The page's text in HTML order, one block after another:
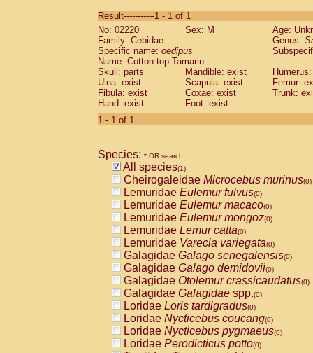
CebidaeSaguinus labiatus(0)
Cebidae Saguinus leucopus (0)
Cebidae
CebidaeSaguinus mystax
Cebidae Saguinus nigricollis (0)
Cebidae Saguinus oedipus
Cebidae Saguinus weddelli
Cebidae Saguinusspp.
Cebidae
CebidaeCebus capucinus
CebidaeCebus nigrivittatus
CebidaeCebus spp.(0)
CebidaeSaimiri boliviensis(0)
CebidaeSaimiri sciureus(0)
AtelidaeAlouatta caraya(0)
AtelidaeAlouatta fusca(0)
AtelidaeAlouatta seniculus(0)
AtelidaeAlouattaspp.(0)
AtelidaeAteles belzebuth(0)
AtelidaeAteles geoffroyi(0)
AtelidaeAteles paniscus(0)
AtelidaeAtelesspp.(0)
AtelidaeLagothrix lagothricha(0)
AtelidaeLagothrix lagothricha cana
PitheciidaeCacajao calvus
Result-----------1 - 1 of 1
No: 02220
Sex: M
Age:
Family: Cebidae
Genus:
Specific name: oedipus
Name: Cotton-top Tamarin
Skull: parts
Mandible: exist
Ulna: exist
Scapula: exist
Femur:
Fibula: exist
Coxae: exist
Trunk:
Hand: exist
Foot: exist
1 - 1 of 1
Species: * OR search
All species(1)
Cheirogaleidae Microcebus murinus(0)
Lemuridae Eulemur fulvus(0)
Lemuridae Eulemur macaco(0)
Lemuridae Eulemur mongoz(0)
Lemuridae Lemur catta(0)
Lemuridae Varecia variegata(0)
Galagidae Galago senegalensis(0)
Galagidae Galago demidovii(0)
Galagidae Otolemur crassicaudatus(0)
Galagidae Galagidae spp.(0)
Loridae Loris tardigradus(0)
Loridae Nycticebus coucang(0)
Loridae Nycticebus pygmaeus(0)
Loridae Perodicticus potto(0)